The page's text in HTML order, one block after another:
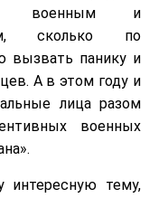
военным и
сколько по
вызвать панику и
А в этом году и
лица разом
военных
интересную тему,